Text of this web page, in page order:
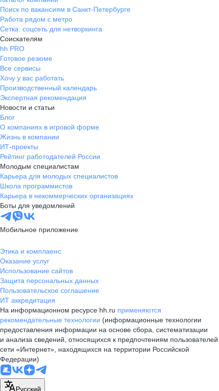
Поиск по вакансиям в Санкт-Петербурге
Работа рядом с метро
Сетка: соцсеть для нетворкинга
Соискателям
hh PRO
Готовое резюме
Все сервисы
Хочу у вас работать
Производственный календарь
Экспертная рекомендация
Новости и статьи
Блог
О компаниях в игровой форме
Жизнь в компании
ИТ-проекты
Рейтинг работодателей России
Молодым специалистам
Карьера для молодых специалистов
Школа программистов
Карьера в некоммерческих организациях
Боты для уведомлений
Мобильное приложение
Этика и комплаенс
Оказание услуг
Использование сайтов
Защита персональных данных
Пользовательское соглашение
ИТ аккредитация
На информационном ресурсе hh.ru применяются
рекомендательные технологии (информационные технологии
предоставления информации на основе сбора, систематизации
и анализа сведений, относящихся к предпочтениям пользователей
сети «Интернет», находящихся на территории Российской
Федерации)
Русский